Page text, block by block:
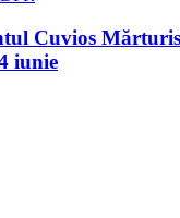
Cuvios
iunie